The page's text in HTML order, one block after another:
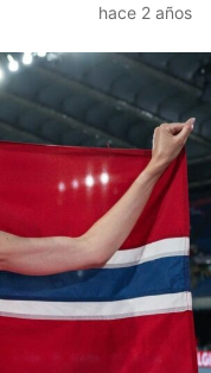
hace 2 años